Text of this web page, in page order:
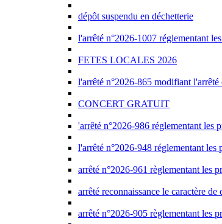
dépôt suspendu en déchetterie
l'arrêté n°2026-1007 réglementant
FETES LOCALES 2026
l'arrêté n°2026-865 modifiant
CONCERT GRATUIT
'arrêté n°2026-986 réglementant les
l'arrêté n°2026-948 réglementant les
arrêté n°2026-961 règlementant les
arrêté reconnaissance le caractère
arrêté n°2026-905 règlementant les